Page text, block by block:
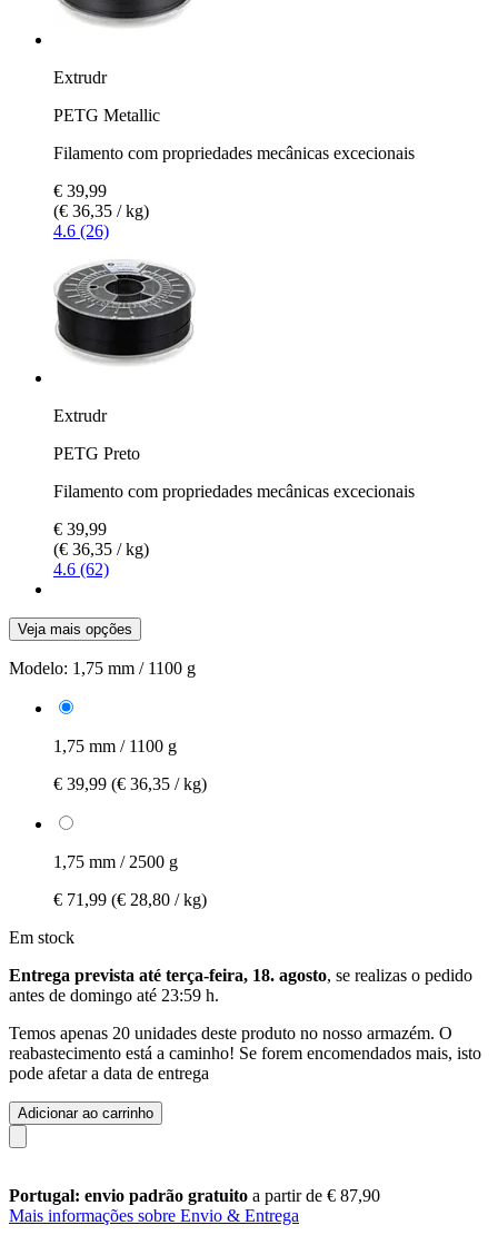
Extrudr
PETG Metallic
Filamento com propriedades mecânicas excecionais
€ 39,99
(€ 36,35 / kg)
4.6 (26)
Extrudr
PETG Preto
Filamento com propriedades mecânicas excecionais
€ 39,99
(€ 36,35 / kg)
4.6 (62)
Veja mais opções
Modelo: 1,75 mm / 1100 g
1,75 mm / 1100 g
€ 39,99 (€ 36,35 / kg)
1,75 mm / 2500 g
€ 71,99 (€ 28,80 / kg)
Em stock
Entrega prevista até terça-feira, 18. agosto, se realizas o pedido
antes de domingo até 23:59 h.
Temos apenas 20 unidades deste produto no nosso armazém. O
reabastecimento está a caminho! Se forem encomendados mais, isto
pode afetar a data de entrega
Adicionar ao carrinho
Portugal: envio padrão gratuito a partir de € 87,90
Mais informações sobre Envio & Entrega